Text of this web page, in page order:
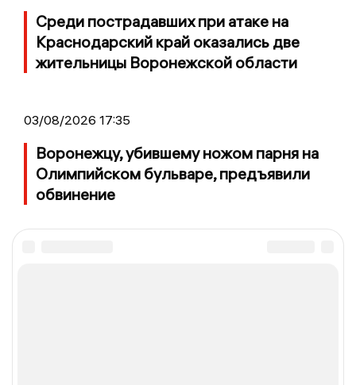
Среди пострадавших при атаке на
Краснодарский край оказались две
жительницы Воронежской области
03/08/2026 17:35
Воронежцу, убившему ножом парня на
Олимпийском бульваре, предъявили
обвинение